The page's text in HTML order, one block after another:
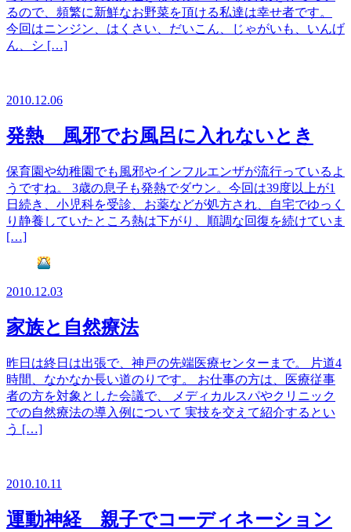
るので、頻繁に新鮮なお野菜を頂ける私達は幸せ者です。
今回はニンジン、はくさい、だいこん、じゃがいも、いんげ
ん、シ […]
2010.12.06
発熱 風邪でお風呂に入れないとき
保育園や幼稚園でも風邪やインフルエンザが流行っているよ
うですね。 3歳の息子も発熱でダウン。今回は39度以上が1
日続き、小児科を受診、お薬などが処方され、自宅でゆっく
り静養していたところ熱は下がり、順調な回復を続けていま
[…]
2010.12.03
家族と自然療法
昨日は終日は出張で、神戸の先端医療センターまで。 片道4
時間、なかなか長い道のりです。 お仕事の方は、医療従事
者の方を対象とした会議で、 メディカルスパやクリニック
での自然療法の導入例について 実技を交えて紹介するとい
う […]
2010.10.11
運動神経 親子でコーディネーション